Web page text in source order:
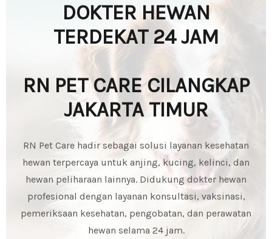
DOKTER HEWAN
TERDEKAT 24 JAM
RN PET CARE CILANGKAP
JAKARTA TIMUR
RN Pet Care hadir sebagai solusi layanan kesehatan
hewan terpercaya untuk anjing, kucing, kelinci, dan
hewan peliharaan lainnya. Didukung dokter hewan
profesional dengan layanan konsultasi, vaksinasi,
pemeriksaan kesehatan, pengobatan, dan perawatan
hewan selama 24 jam.